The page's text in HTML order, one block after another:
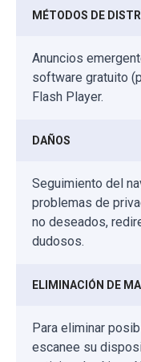
MÉTODOS DE
Anuncios
software gratuito
Flash Player.
DAÑOS
Seguimiento del
problemas de
no deseados,
dudosos.
ELIMINACIÓN DE
Para eliminar
escanee su